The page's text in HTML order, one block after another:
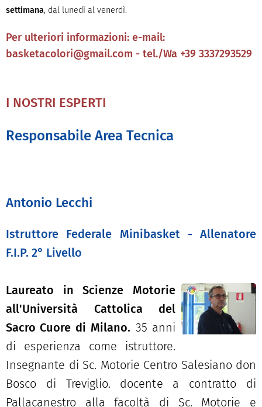
settimana, dal lunedì al venerdì.
Per ulteriori informazioni: e-mail:
basketacolori@gmail.com - tel./Wa +39 3337293529
I NOSTRI ESPERTI
Responsabile Area Tecnica
Antonio Lecchi
Istruttore Federale Minibasket - Allenatore
F.I.P. 2° Livello
Laureato in Scienze Motorie
all'Università Cattolica del
Sacro Cuore di Milano. 35 anni
di esperienza come istruttore.
Insegnante di Sc. Motorie Centro Salesiano don
Bosco di Treviglio. docente a contratto di
Pallacanestro alla facoltà di Sc. Motorie e